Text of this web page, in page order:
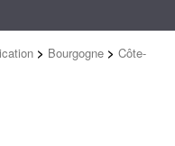
> Bourgogne > Côte-